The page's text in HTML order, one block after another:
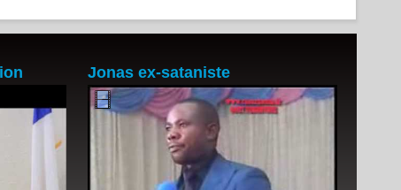
Jonas ex-sataniste